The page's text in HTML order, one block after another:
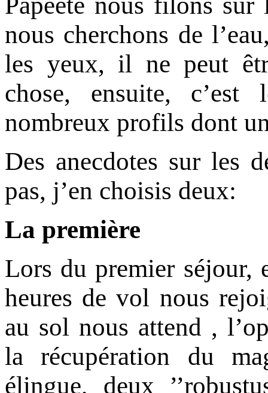
nous cherchons de
les yeux, il ne peut
chose, ensuite,
nombreux profils dont
Des anecdotes sur les
pas, j’en choisis deux:
La première
Lors du premier séjour,
heures de vol nous
au sol nous attend ,
la récupération du
élingue, deux